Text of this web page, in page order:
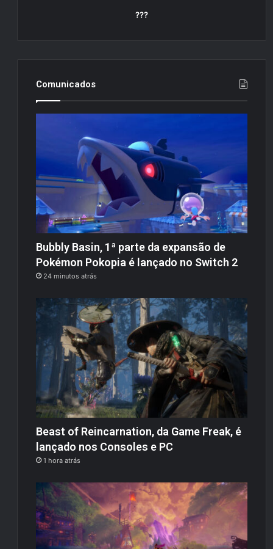
???
Comunicados
Bubbly Basin, 1ª parte da expansão de
Pokémon Pokopia é lançado no Switch 2
24 minutos atrás
Beast of Reincarnation, da Game Freak, é
lançado nos Consoles e PC
1 hora atrás